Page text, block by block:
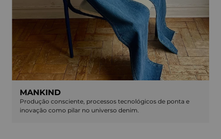
MANKIND
Produção consciente, processos tecnológicos de ponta e
inovação como pilar no universo denim.